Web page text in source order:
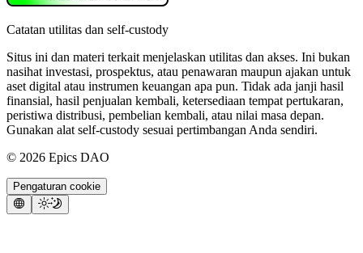
Catatan utilitas dan self-custody
Situs ini dan materi terkait menjelaskan utilitas dan akses. Ini bukan
nasihat investasi, prospektus, atau penawaran maupun ajakan untuk
aset digital atau instrumen keuangan apa pun. Tidak ada janji hasil
finansial, hasil penjualan kembali, ketersediaan tempat pertukaran,
peristiwa distribusi, pembelian kembali, atau nilai masa depan.
Gunakan alat self-custody sesuai pertimbangan Anda sendiri.
© 2026 Epics DAO
Pengaturan cookie